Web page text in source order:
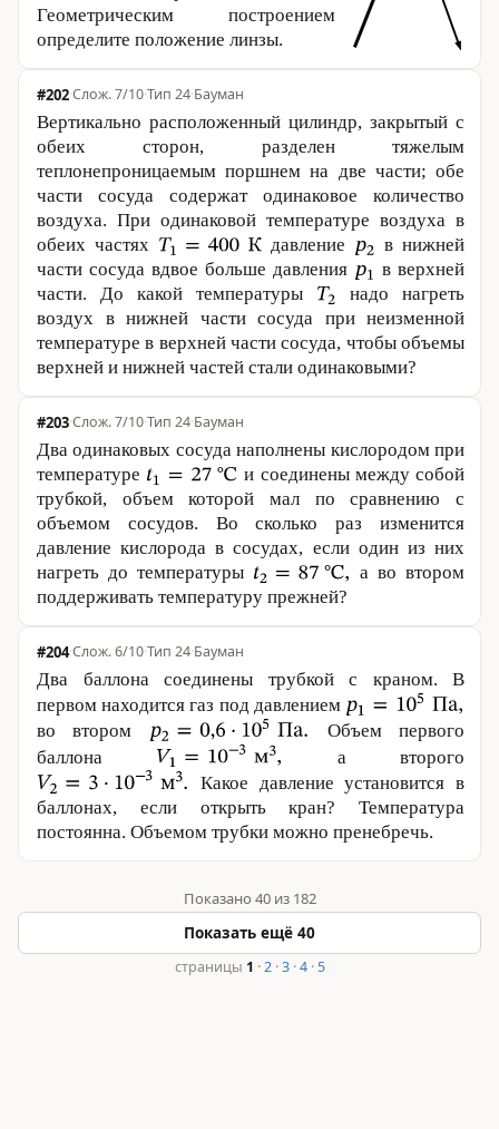
Геометрическим построением
определите положение линзы.
#202· 7/10·Тип 24·Бауман
Вертикально расположенный цилиндр, закрытый с
обеих сторон, разделен тяжелым
теплонепроницаемым поршнем на две части; обе
части сосуда содержат одинаковое количество
воздуха. При одинаковой температуре воздуха в
обеих частях
давление
в нижней
части сосуда вдвое больше давления
в верхней
части. До какой температуры
надо нагреть
воздух в нижней части сосуда при неизменной
температуре в верхней части сосуда, чтобы объемы
верхней и нижней частей стали одинаковыми?
#203· 7/10·Тип 24·Бауман
Два одинаковых сосуда наполнены кислородом при
температуре
и соединены между собой
трубкой, объем которой мал по сравнению с
объемом сосудов. Во сколько раз изменится
давление кислорода в сосудах, если один из них
нагреть до температуры
а во втором
поддерживать температуру прежней?
#204· 6/10·Тип 24·Бауман
Два баллона соединены трубкой с краном. В
первом находится газ под давлением
во втором
Объем первого
баллона
а второго
Какое давление установится в
баллонах, если открыть кран? Температура
постоянна. Объемом трубки можно пренебречь.
Показано 40 из 182
Показать ещё 40
страницы 1 ·2 ·3 ·4 ·5